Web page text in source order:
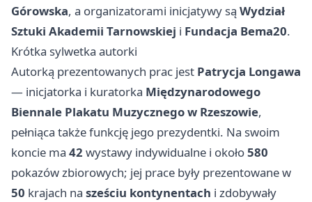
Górowska, a organizatorami inicjatywy są Wydział
Sztuki Akademii Tarnowskiej i Fundacja Bema20.
Krótka sylwetka autorki
Autorką prezentowanych prac jest Patrycja Longawa
— inicjatorka i kuratorka Międzynarodowego
Biennale Plakatu Muzycznego w Rzeszowie,
pełniąca także funkcję jego prezydentki. Na swoim
koncie ma 42 wystawy indywidualne i około580
pokazów zbiorowych; jej prace były prezentowane w
50 krajach na sześciu kontynentach i zdobywały